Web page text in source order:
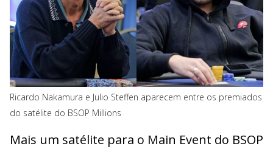
Ricardo Nakamura e Julio Steffen aparecem entre os premiados
do satélite do BSOP Millions
Mais um satélite para o Main Event do BSOP